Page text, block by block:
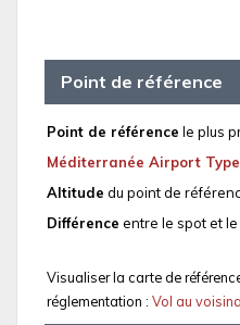
Point de référence
Point de référence le plus
Méditerranée Airport
Altitude du point de
Différence entre le spot et
Visualiser la carte de
réglementation : Vol au